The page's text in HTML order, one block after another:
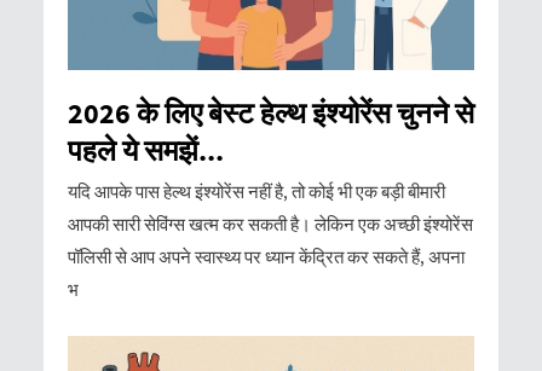
2026 के लिए बेस्ट हेल्थ इंश्योरेंस चुनने से
पहले ये समझें...
यदि आपके पास हेल्थ इंश्योरेंस नहीं है, तो कोई भी एक बड़ी बीमारी
आपकी सारी सेविंग्स खत्म कर सकती है। लेकिन एक अच्छी इंश्योरेंस
पॉलिसी से आप अपने स्वास्थ्य पर ध्यान केंद्रित कर सकते हैं, अपना
भ